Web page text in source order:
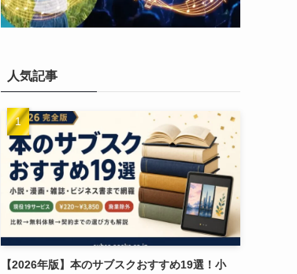
人気記事
【2026年版】本のサブスクおすすめ19選！小